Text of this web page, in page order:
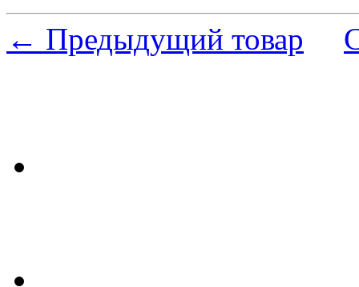
← Предыдущий товар